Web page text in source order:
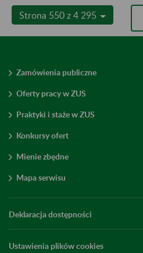
Strona 550 z 4 295
Zamówienia publiczne
Oferty pracy w ZUS
Praktyki i staże w ZUS
Konkursy ofert
Mienie zbędne
Mapa serwisu
Deklaracja dostępności
Ustawienia plików cookies